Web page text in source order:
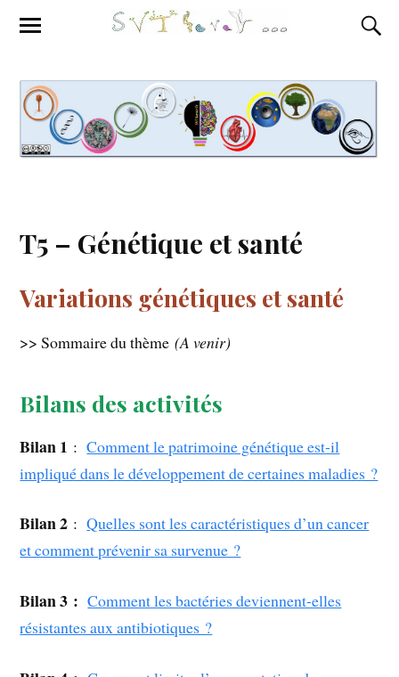
T5 – Génétique et santé
Variations génétiques et santé
>> Sommaire du thème(A venir)
Bilans des activités
Bilan 1 :Comment le patrimoine génétique est-il
impliqué dans le développement de certaines maladies ?
Bilan 2 :Quelles sont les caractéristiques d’un cancer
et comment prévenir sa survenue ?
Bilan 3 : Comment les bactéries deviennent-elles
résistantes aux antibiotiques ?